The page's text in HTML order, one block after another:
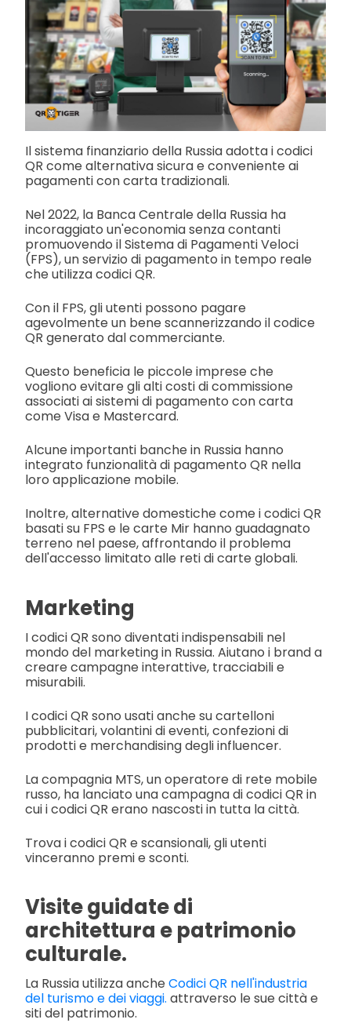
Il sistema finanziario della Russia adotta i codici
QR come alternativa sicura e conveniente ai
pagamenti con carta tradizionali.
Nel 2022, la Banca Centrale della Russia ha
incoraggiato un'economia senza contanti
promuovendo il Sistema di Pagamenti Veloci
(FPS), un servizio di pagamento in tempo reale
che utilizza codici QR.
Con il FPS, gli utenti possono pagare
agevolmente un bene scannerizzando il codice
QR generato dal commerciante.
Questo beneficia le piccole imprese che
vogliono evitare gli alti costi di commissione
associati ai sistemi di pagamento con carta
come Visa e Mastercard.
Alcune importanti banche in Russia hanno
integrato funzionalità di pagamento QR nella
loro applicazione mobile.
Inoltre, alternative domestiche come i codici QR
basati su FPS e le carte Mir hanno guadagnato
terreno nel paese, affrontando il problema
dell'accesso limitato alle reti di carte globali.
Marketing
I codici QR sono diventati indispensabili nel
mondo del marketing in Russia. Aiutano i brand a
creare campagne interattive, tracciabili e
misurabili.
I codici QR sono usati anche su cartelloni
pubblicitari, volantini di eventi, confezioni di
prodotti e merchandising degli influencer.
La compagnia MTS, un operatore di rete mobile
russo, ha lanciato una campagna di codici QR in
cui i codici QR erano nascosti in tutta la città.
Trova i codici QR e scansionali, gli utenti
vinceranno premi e sconti.
Visite guidate di
architettura e patrimonio
culturale.
La Russia utilizza anche Codici QR nell'industria
del turismo e dei viaggi. attraverso le sue città e
siti del patrimonio.